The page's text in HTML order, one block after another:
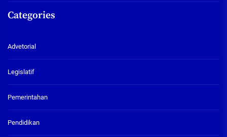
Categories
Advetorial
Legislatif
Pemerintahan
Pendidikan